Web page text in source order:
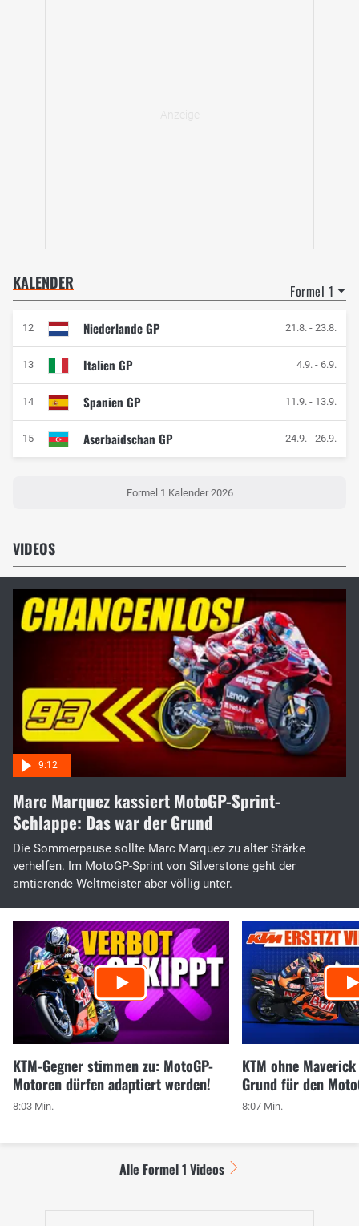
Formel 1
KALENDER
12 Niederlande GP 21.8. - 23.8.
13 Italien GP 4.9. - 6.9.
14 Spanien GP 11.9. - 13.9.
15 Aserbaidschan GP 24.9. - 26.9.
Formel 1 Kalender 2026
VIDEOS
Marc Marquez kassiert MotoGP-Sprint-
Schlappe: Das war der Grund
Die Sommerpause sollte Marc Marquez zu alter Stärke
verhelfen. Im MotoGP-Sprint von Silverstone geht der
amtierende Weltmeister aber völlig unter.
KTM-Gegner stimmen zu: MotoGP-
Motoren dürfen adaptiert werden!
8:03 Min.
KTM ohne
Grund für den
8:07 Min.
Alle Formel 1 Videos